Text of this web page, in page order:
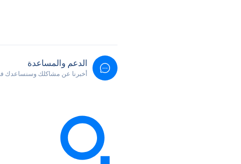
الدعم والمساعدة
أخبرنا عن مشاكلك وسنساعدك